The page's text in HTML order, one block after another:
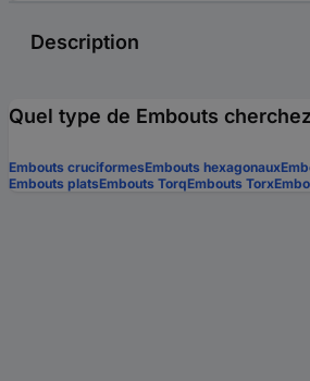
Description
Quel type de Embouts
Embouts cruciformesEmbouts hexagonaux
Embouts platsEmbouts TorqEmbouts Torx